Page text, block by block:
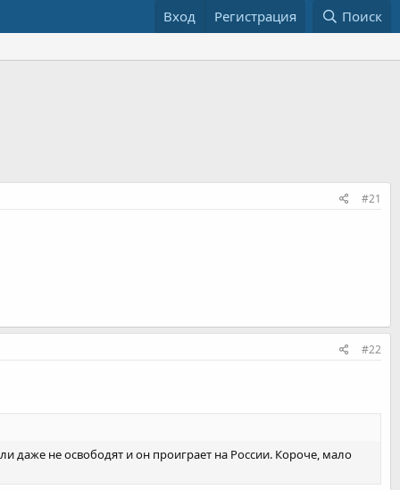
Вход Регистрация Поиск
#21
#22
даже не освободят и он проиграет на России. Короче, мало